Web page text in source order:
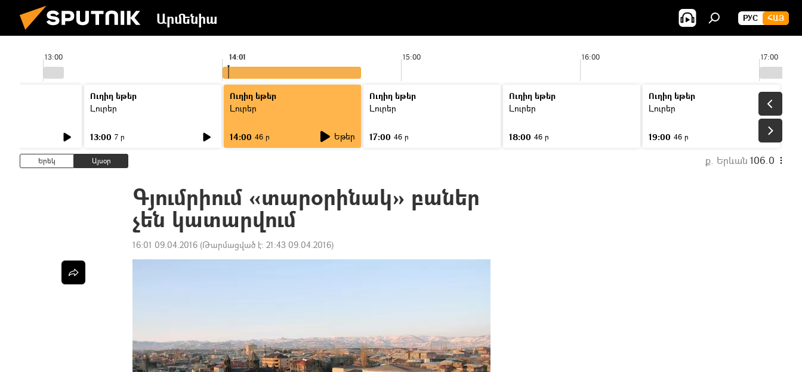
Արմենիա РУС ՀԱՅ
13:00 15:00 16:00 17:00
14:01
Ուղիղ եթեր
Լուրեր
13:00 7 ր
Ուղիղ եթեր
Լուրեր
14:00 46 ր Եթեր
Ուղիղ եթեր
Լուրեր
17:00 46 ր
Ուղիղ եթեր
Լուրեր
18:00 46 ր
Ուղիղ եթեր
Լուրեր
19:00 46 ր
Երեկ Այսօր ք. Երևան 106.0
Գյումրիում «տարօրինակ» բաներ
չեն կատարվում
16:01 09.04.2016 (Թարմացված է: 21:43 09.04.2016)